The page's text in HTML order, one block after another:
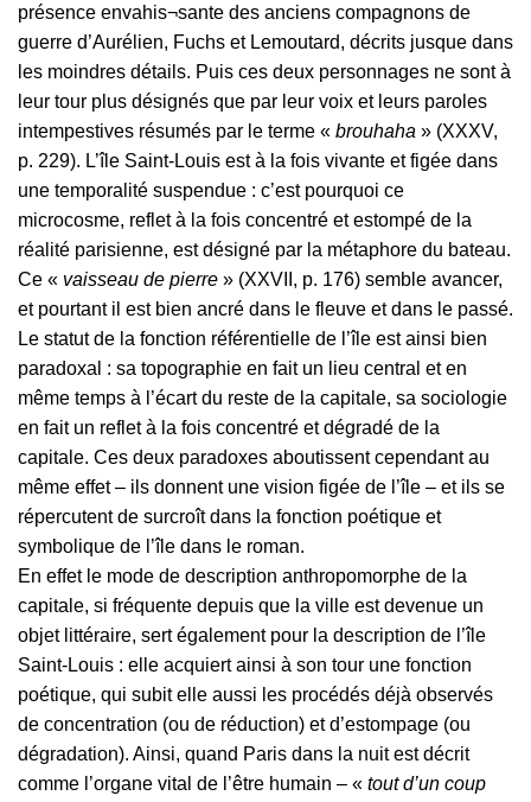
présence envahis¬sante des anciens compagnons de
guerre d’Aurélien, Fuchs et Lemoutard, décrits jusque dans
les moindres détails. Puis ces deux personnages ne sont à
leur tour plus désignés que par leur voix et leurs paroles
intempestives résumés par le terme « brouhaha » (XXXV,
p. 229). L’île Saint-Louis est à la fois vivante et figée dans
une temporalité suspendue : c’est pourquoi ce
microcosme, reflet à la fois concentré et estompé de la
réalité parisienne, est désigné par la métaphore du bateau.
Ce « vaisseau de pierre » (XXVII, p. 176) semble avancer,
et pourtant il est bien ancré dans le fleuve et dans le passé.
Le statut de la fonction référentielle de l’île est ainsi bien
paradoxal : sa topographie en fait un lieu central et en
même temps à l’écart du reste de la capitale, sa sociologie
en fait un reflet à la fois concentré et dégradé de la
capitale. Ces deux paradoxes aboutissent cependant au
même effet – ils donnent une vision figée de l’île – et ils se
répercutent de surcroît dans la fonction poétique et
symbolique de l’île dans le roman.
En effet le mode de description anthropomorphe de la
capitale, si fréquente depuis que la ville est devenue un
objet littéraire, sert également pour la description de l’île
Saint-Louis : elle acquiert ainsi à son tour une fonction
poétique, qui subit elle aussi les procédés déjà observés
de concentration (ou de réduction) et d’estompage (ou
dégradation). Ainsi, quand Paris dans la nuit est décrit
comme l’organe vital de l’être humain – « tout d’un coup